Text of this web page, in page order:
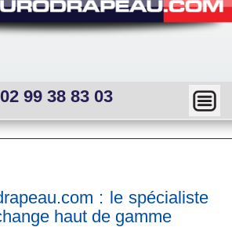
02 99 38 83 03
Ma
squ
: le spécialiste
haut de gamme